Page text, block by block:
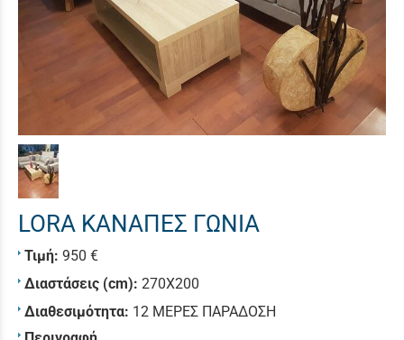
LORA ΚΑΝΑΠΕΣ ΓΩΝΙΑ
Τιμή: 950 €
Διαστάσεις (cm): 270X200
Διαθεσιμότητα: 12 ΜΕΡΕΣ ΠΑΡΑΔΟΣΗ